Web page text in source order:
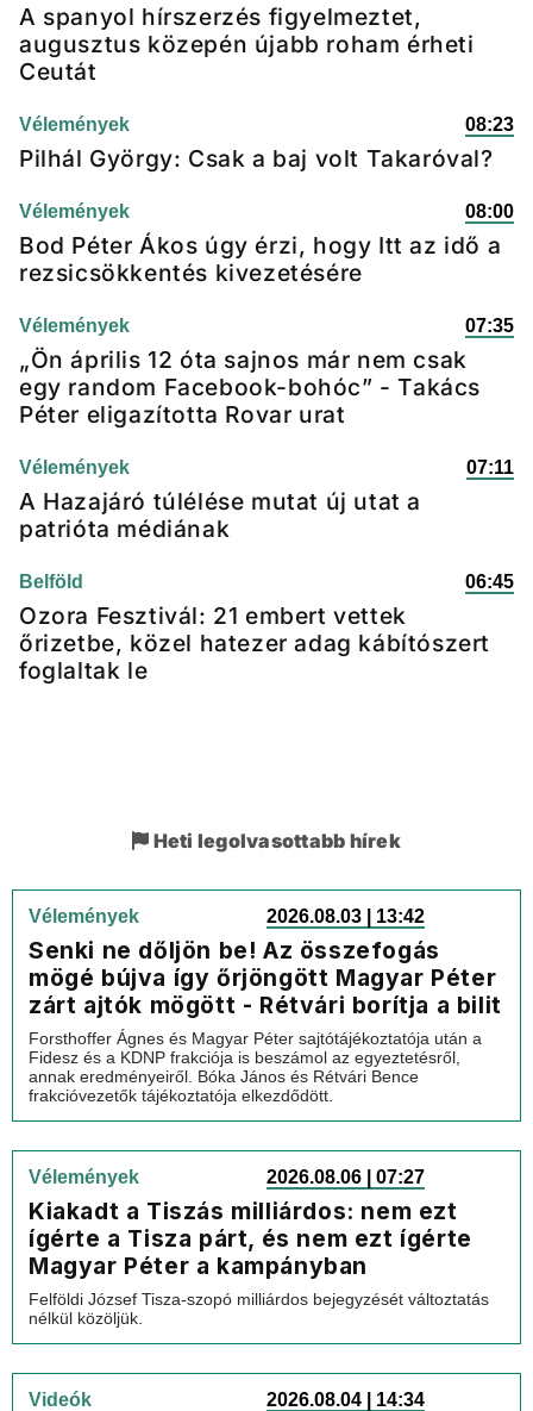
A spanyol hírszerzés figyelmeztet,
augusztus közepén újabb roham érheti
Ceutát
Vélemények 08:23
Pilhál György: Csak a baj volt Takaróval?
Vélemények 08:00
Bod Péter Ákos úgy érzi, hogy Itt az idő a
rezsicsökkentés kivezetésére
Vélemények 07:35
„Ön április 12 óta sajnos már nem csak
egy random Facebook-bohóc” - Takács
Péter eligazította Rovar urat
Vélemények 07:11
A Hazajáró túlélése mutat új utat a
patrióta médiának
Belföld 06:45
Ozora Fesztivál: 21 embert vettek
őrizetbe, közel hatezer adag kábítószert
foglaltak le
Heti legolvasottabb hírek
Vélemények 2026.08.03 | 13:42
Senki ne dőljön be! Az összefogás
mögé bújva így őrjöngött Magyar Péter
zárt ajtók mögött - Rétvári borítja a bilit
Forsthoffer Ágnes és Magyar Péter sajtótájékoztatója után a
Fidesz és a KDNP frakciója is beszámol az egyeztetésről,
annak eredményeiről. Bóka János és Rétvári Bence
frakcióvezetők tájékoztatója elkezdődött.
Vélemények 2026.08.06 | 07:27
Kiakadt a Tiszás milliárdos: nem ezt
ígérte a Tisza párt, és nem ezt ígérte
Magyar Péter a kampányban
Felföldi József Tisza-szopó milliárdos bejegyzését változtatás
nélkül közöljük.
Videók 2026.08.04 | 14:34